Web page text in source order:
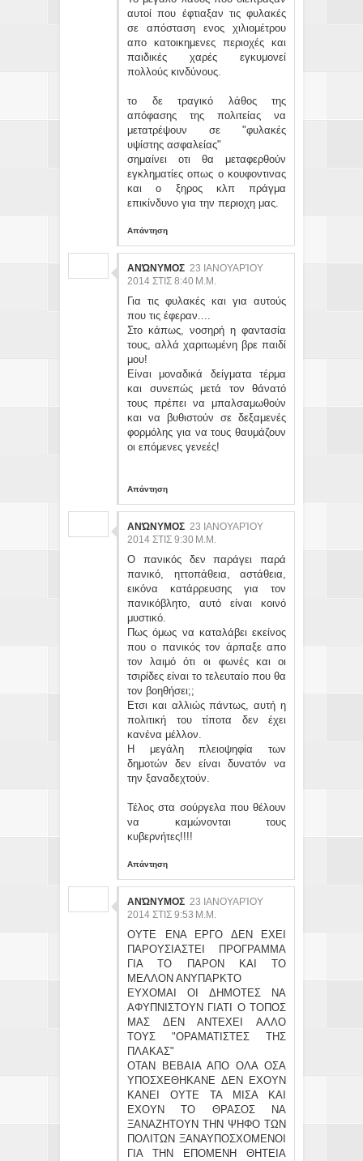
αυτοί που έφτιαξαν τις φυλακές
σε απόσταση ενος χιλιομέτρου
απο κατοικημενες περιοχές και
παιδικές χαρές εγκυμονεί
πολλούς κινδύνους.
το δε τραγικό λάθος της
απόφασης της πολιτείας να
μετατρέψουν σε "φυλακές
υψίστης ασφαλείας"
σημαίνει οτι θα μεταφερθούν
εγκληματίες οπως ο κουφοντινας
και ο ξηρος κλπ πράγμα
επικίνδυνο για την περιοχη μας.
Απάντηση
ΑΝΏΝΥΜΟΣ 23 ΙΑΝΟΥΑΡΊΟΥ
2014 ΣΤΙΣ 8:40 Μ.Μ.
Για τις φυλακές και για αυτούς
που τις έφεραν....
Στο κάπως, νοσηρή η φαντασία
τους, αλλά χαριτωμένη βρε παιδί
μου!
Είναι μοναδικά δείγματα τέρμα
και συνεπώς μετά τον θάνατό
τους πρέπει να μπαλσαμωθούν
και να βυθιστούν σε δεξαμενές
φορμόλης για να τους θαυμάζουν
οι επόμενες γενεές!
Απάντηση
ΑΝΏΝΥΜΟΣ 23 ΙΑΝΟΥΑΡΊΟΥ
2014 ΣΤΙΣ 9:30 Μ.Μ.
Ο πανικός δεν παράγει παρά
πανικό, ηττοπάθεια, αστάθεια,
εικόνα κατάρρευσης για τον
πανικόβλητο, αυτό είναι κοινό
μυστικό.
Πως όμως να καταλάβει εκείνος
που ο πανικός τον άρπαξε απο
τον λαιμό ότι οι φωνές και οι
τσιρίδες είναι το τελευταίο που θα
τον βοηθήσει;;
Ετσι και αλλιώς πάντως, αυτή η
πολιτική του τίποτα δεν έχει
κανένα μέλλον.
Η μεγάλη πλειοψηφία των
δημοτών δεν είναι δυνατόν να
την ξαναδεχτούν.
Τέλος στα σούργελα που θέλουν
να καμώνονται τους
κυβερνήτες!!!!
Απάντηση
ΑΝΏΝΥΜΟΣ 23 ΙΑΝΟΥΑΡΊΟΥ
2014 ΣΤΙΣ 9:53 Μ.Μ.
ΟΥΤΕ ΕΝΑ ΕΡΓΟ ΔΕΝ ΕΧΕΙ
ΠΑΡΟΥΣΙΑΣΤΕΙ ΠΡΟΓΡΑΜΜΑ
ΓΙΑ ΤΟ ΠΑΡΟΝ ΚΑΙ ΤΟ
ΜΕΛΛΟΝ ΑΝΥΠΑΡΚΤΟ
ΕΥΧΟΜΑΙ ΟΙ ΔΗΜΟΤΕΣ ΝΑ
ΑΦΥΠΝΙΣΤΟΥΝ ΓΙΑΤΙ Ο ΤΟΠΟΣ
ΜΑΣ ΔΕΝ ΑΝΤΕΧΕΙ ΑΛΛΟ
ΤΟΥΣ "ΟΡΑΜΑΤΙΣΤΕΣ ΤΗΣ
ΠΛΑΚΑΣ"
ΟΤΑΝ ΒΕΒΑΙΑ ΑΠΟ ΟΛΑ ΟΣΑ
ΥΠΟΣΧΕΘΗΚΑΝΕ ΔΕΝ ΕΧΟΥΝ
ΚΑΝΕΙ ΟΥΤΕ ΤΑ ΜΙΣΑ ΚΑΙ
ΕΧΟΥΝ ΤΟ ΘΡΑΣΟΣ ΝΑ
ΞΑΝΑΖΗΤΟΥΝ ΤΗΝ ΨΗΦΟ ΤΩΝ
ΠΟΛΙΤΩΝ ΞΑΝΑΥΠΟΣΧΟΜΕΝΟΙ
ΓΙΑ ΤΗΝ ΕΠΟΜΕΝΗ ΘΗΤΕΙΑ